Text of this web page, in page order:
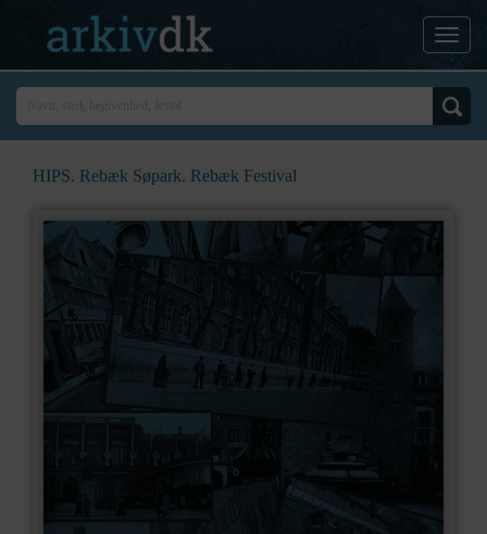
HIPS. Rebæk Søpark. Rebæk Festival